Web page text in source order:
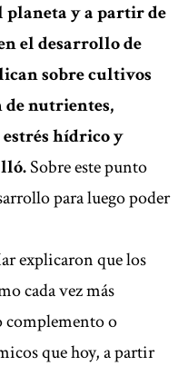
planeta y a partir de
el desarrollo de
sobre cultivos
nutrientes,
hídrico y
Sobre este punto
para luego poder
explicaron que los
cada vez más
o
que hoy, a partir